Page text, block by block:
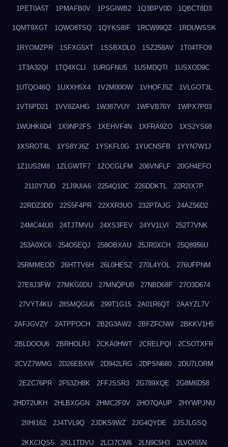
1PET0A5T 1PMAFB0V 1PSGIWB2 1Q3BPV0D 1QBCT8D3
1QMT9XGT 1QWO8TSQ 1QYKS8IF 1RCW99QZ 1RDUWSSK
1RYOMZPR 1SFXG5XT 1SSBXDLO 1SZ258AV 1T04TFO9
1T3A32QI 1TQ4XCLI 1URGFNU5 1USMDQTI 1USXOD9C
1UTQO46Q 1UXXH5X4 1V2M00OW 1VHOFJ5Z 1VLGOT3L
1VT6PD21 1VV8ZAHG 1W387VUY 1WFVB76Y 1WPX7P03
1WUHK6D4 1X9NP2FS 1XEHVF4N 1XFRA9ZO 1XS2YS68
1XSROT4L 1YS8YJ6Z 1YSKFL0G 1YUCNSFB 1YYN7W1J
1Z1US2M8 1ZLGWTF7 1ZOCGLFM 206VNFLF 20GH4EFO
2110Y7UD 21J9UIA6 2254Q10C 226DDKTL 22R2IX7P
22RDZ3DD 22S5F4PR 22XXR3UO 232PTAJG 24AZ56D2
24MC44U0 24TJTMVU 24XS3FEV 24YV1LVI 252T7VNK
253A0XC6 254O5EQJ 258OBXAU 25JR0XCH 25Q8956U
25RMMEOD 26HTTV6H 26L0HESZ 270L4YOL 276UFPNM
27E8J3FW 27MKG0DU 27MNQPU0 27NBD68F 27O3D674
27VYT4KU 28SMQGU6 299T1G15 2A01R6QT 2AAYZL7V
2AFJGVZY 2ATPPOCH 2B2G3AW2 2BFZFCNW 2BKKV1H5
2BLDOOU6 2BRHOLRJ 2CKA0HWT 2CRELPQI 2CSOTXFR
2CVZ7WMG 2D26EBXW 2D942LRG 2DPSN680 2DU7LORM
2EZC76PR 2F53ZH8K 2FFJSSR3 2G789XQE 2G8M6D58
2HDT2UKH 2HLBXGGN 2HMC2F0V 2HO7QAUP 2HYWPJNU
2IIHI162 2J4TVL9Q 2JDKS9WZ 2JG4QYDE 2JSJLGSQ
2KKCIQS5 2KL1TDVU 2LCI7CW6 2LN9C5H3 2LVOI55N